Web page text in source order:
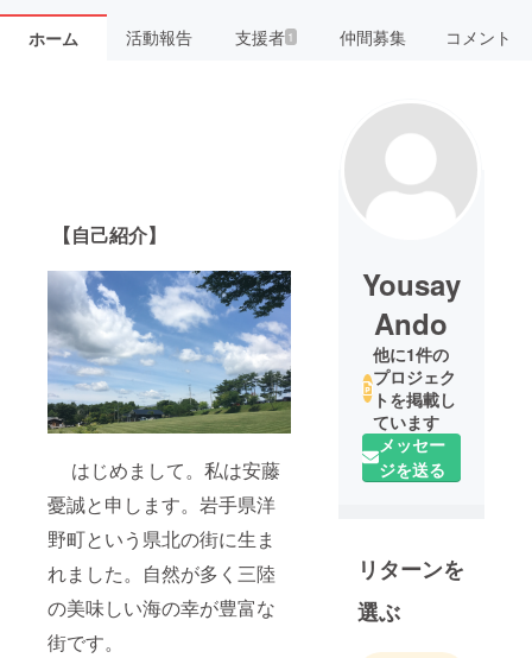
ホーム 活動報告 支援者 1 仲間募集 コメント
【自己紹介】
はじめまして。私は安藤
憂誠と申します。岩手県洋
野町という県北の街に生ま
れました。自然が多く三陸
の美味しい海の幸が豊富な
街です。
Yousay
Ando
他に1件の
プロジェク
トを掲載し
ています
メッセー
ジを送る
リターンを
選ぶ